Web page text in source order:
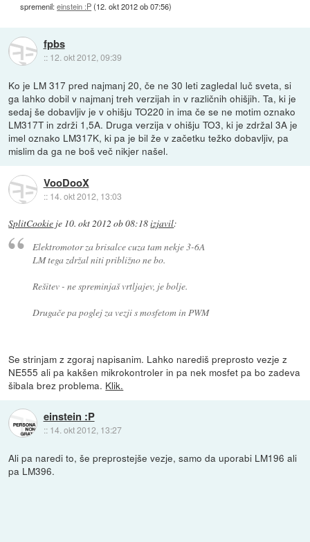
spremenil:einstein :P(12. okt 2012 ob 07:56)
fpbs
:: 12. okt 2012, 09:39
Ko je LM 317 pred najmanj 20, če ne 30 leti zagledal luč sveta, si
ga lahko dobil v najmanj treh verzijah in v različnih ohišjih. Ta, ki je
sedaj še dobavljiv je v ohišju TO220 in ima če se ne motim oznako
LM317T in zdrži 1,5A. Druga verzija v ohišju TO3, ki je zdržal 3A je
imel oznako LM317K, ki pa je bil že v začetku težko dobavljiv, pa
mislim da ga ne boš več nikjer našel.
VooDooX
:: 14. okt 2012, 13:03
SplitCookie je 10. okt 2012 ob 08:18izjavil:
Elektromotor za brisalce cuza tam nekje 3-6A
LM tega zdržal niti približno ne bo.
Rešitev - ne spreminjaš vrtljajev, je bolje.
Drugače pa poglej za vezji s mosfetom in PWM
Se strinjam z zgoraj napisanim. Lahko narediš preprosto vezje z
NE555 ali pa kakšen mikrokontroler in pa nek mosfet pa bo zadeva
šibala brez problema. Klik.
einstein :P
:: 14. okt 2012, 13:27
Ali pa naredi to, še preprostejše vezje, samo da uporabi LM196 ali
pa LM396.